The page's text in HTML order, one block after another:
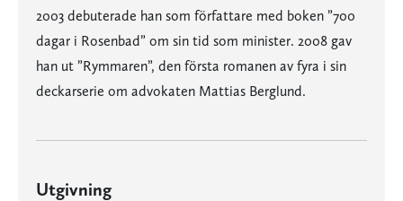
2003 debuterade han som författare med boken ”700
dagar i Rosenbad” om sin tid som minister. 2008 gav
han ut ”Rymmaren”, den första romanen av fyra i sin
deckarserie om advokaten Mattias Berglund.
Utgivning